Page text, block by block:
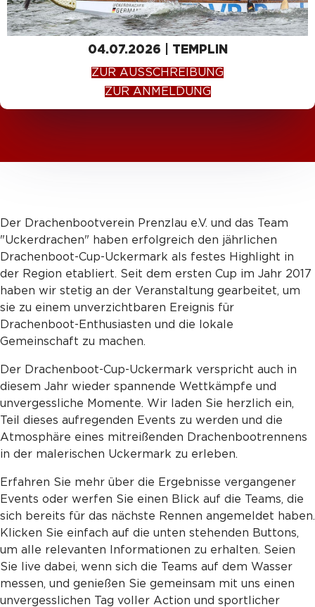
04.07.2026 | TEMPLIN
ZUR AUSSCHREIBUNG
ZUR ANMELDUNG
Der Drachenbootverein Prenzlau e.V. und das Team
"Uckerdrachen" haben erfolgreich den jährlichen
Drachenboot-Cup-Uckermark als festes Highlight in
der Region etabliert. Seit dem ersten Cup im Jahr 2017
haben wir stetig an der Veranstaltung gearbeitet, um
sie zu einem unverzichtbaren Ereignis für
Drachenboot-Enthusiasten und die lokale
Gemeinschaft zu machen.
Der Drachenboot-Cup-Uckermark verspricht auch in
diesem Jahr wieder spannende Wettkämpfe und
unvergessliche Momente. Wir laden Sie herzlich ein,
Teil dieses aufregenden Events zu werden und die
Atmosphäre eines mitreißenden Drachenbootrennens
in der malerischen Uckermark zu erleben.
Erfahren Sie mehr über die Ergebnisse vergangener
Events oder werfen Sie einen Blick auf die Teams, die
sich bereits für das nächste Rennen angemeldet haben.
Klicken Sie einfach auf die unten stehenden Buttons,
um alle relevanten Informationen zu erhalten. Seien
Sie live dabei, wenn sich die Teams auf dem Wasser
messen, und genießen Sie gemeinsam mit uns einen
unvergesslichen Tag voller Action und sportlicher